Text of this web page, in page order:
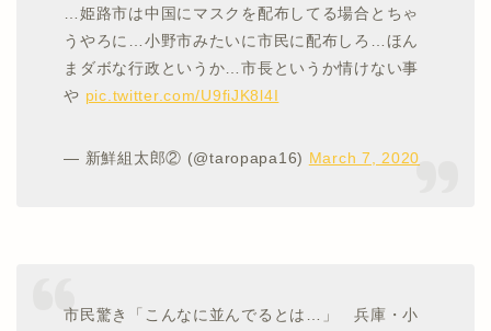
…姫路市は中国にマスクを配布してる場合とちゃ
うやろに…小野市みたいに市民に配布しろ…ほん
まダボな行政というか…市長というか情けない事
や pic.twitter.com/U9fiJK8l4I
— 新鮮組太郎② (@taropapa16) March 7, 2020
市民驚き「こんなに並んでるとは…」 兵庫・小